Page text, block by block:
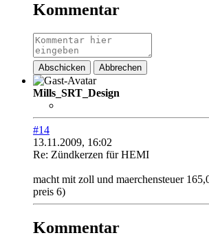
Kommentar
Abschicken Abbrechen
Mills_SRT_Design
#14
13.11.2009, 16:02
Re: Zündkerzen für HEMI
macht mit zoll und maerchensteuer
preis 6)
Kommentar